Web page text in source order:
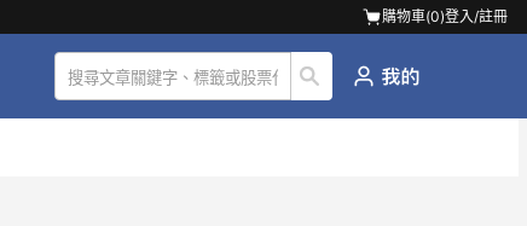
購物車(0)登入/註冊